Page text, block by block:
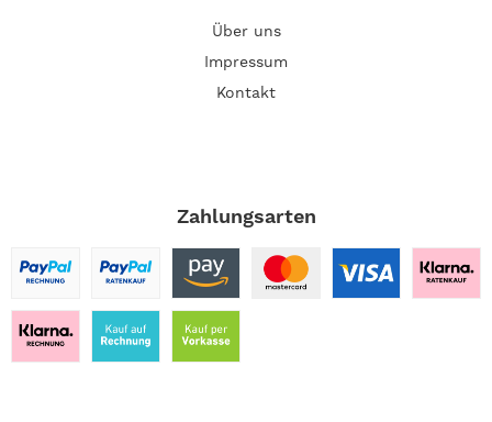
Über uns
Impressum
Kontakt
Zahlungsarten